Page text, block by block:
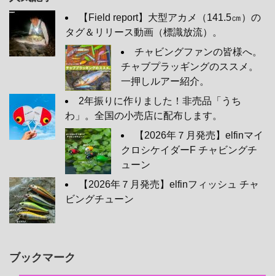
【Field report】大型アカメ（141.5㎝）の
タグ＆リリース動画（標識放流）。
チャビングファンの皆様へ。
チャブプラッギングのススメ。
一押しルアー紹介。
2年振りに作りました！非売品「うち
わ」。全国の小売店に配布します。
【2026年７月発売】elfinマイ
クロシケイダーF チャビングチ
ューン
【2026年７月発売】elfinフィッシュ チャ
ビングチューン
ブックマーク